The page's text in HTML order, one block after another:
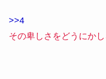
>>4
その卑しさをどうにか